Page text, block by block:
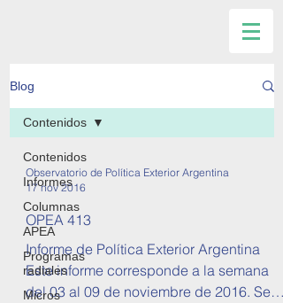
Blog
Contenidos
Informes
Columnas
APEA
Programas
radiales
Micros
Contenidos
Observatorio de Política Exterior Argentina
17 nov 2016
OPEA 413
Informe de Política Exterior Argentina
Este informe corresponde a la semana
del 03 al 09 de noviembre de 2016. Se